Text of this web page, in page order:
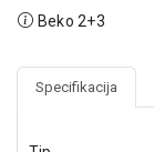
FOTOKOPIRI
I KAMERE
NAVIGACIJE
Beko 2+3
Specifikacija